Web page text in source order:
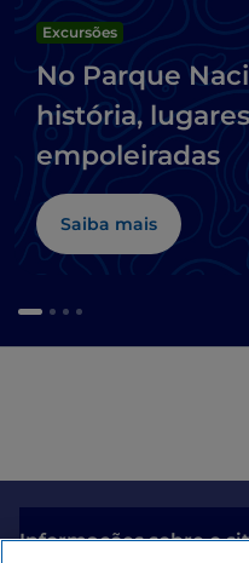
Excursões
No Parque
história,
empoleiradas
Saiba mais
Informações sobre o